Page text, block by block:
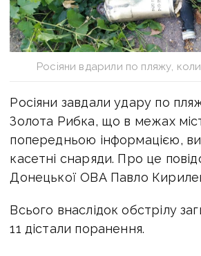
Росіяни вдарили по пляжу,
Росіяни завдали удару по
Золота Рибка, що в межах
попередньою інформацією,
касетні снаряди. Про це
Донецької ОВА Павло
Всього внаслідок обстрілу
11 дістали поранення.